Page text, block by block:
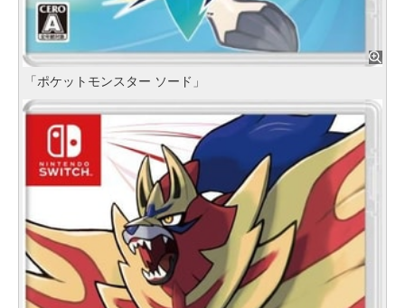
「ポケットモンスター ソード」